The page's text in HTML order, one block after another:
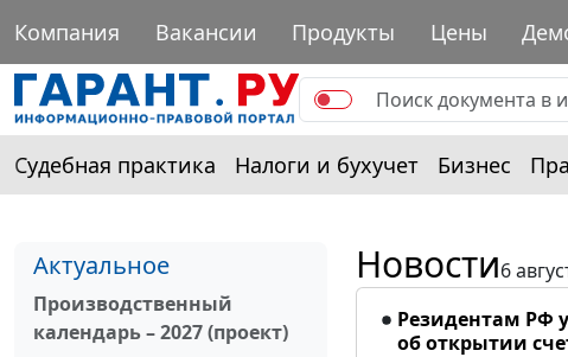
Компания Вакансии Продукты Цены
Судебная практика Налоги и бухучет Бизнес
Актуальное
Производственный
календарь – 2027 (проект)
Новости6
Резидентам РФ
об открытии